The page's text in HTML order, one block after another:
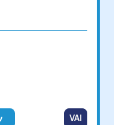
VAI